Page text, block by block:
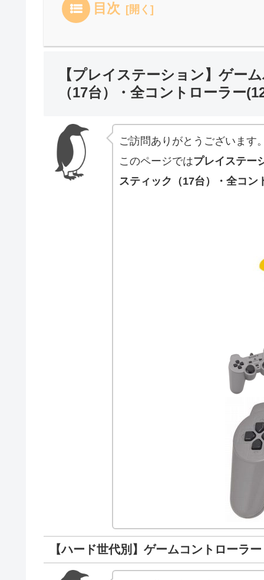
目次
【プレイステーション】ゲー
（17台）・全コントローラー
ご訪問ありがとうございます
このページではプレイステー
スティック（17台）・全コン
【ハード世代別】ゲームコントローラ